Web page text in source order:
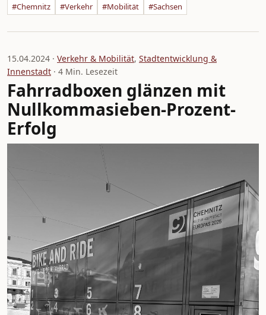
#Chemnitz #Verkehr #Mobilität #Sachsen
15.04.2024 · Verkehr & Mobilität, Stadtentwicklung &
Innenstadt · 4 Min. Lesezeit
Fahrradboxen glänzen mit
Nullkommasieben-Prozent-
Erfolg